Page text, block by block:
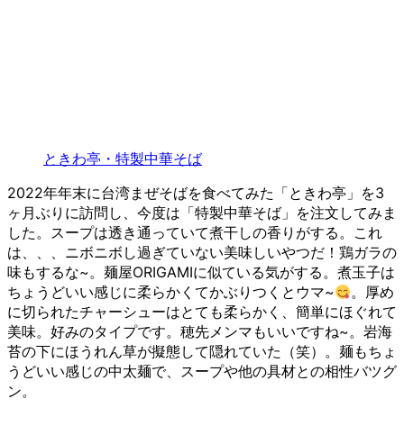
ときわ亭・特製中華そば
2022年年末に台湾まぜそばを食べてみた「ときわ亭」を3
ヶ月ぶりに訪問し、今度は「特製中華そば」を注文してみま
した。スープは透き通っていて煮干しの香りがする。これ
は、、、ニボニボし過ぎていない美味しいやつだ！鶏ガラの
味もするな~。麺屋ORIGAMIに似ている気がする。煮玉子は
ちょうどいい感じに柔らかくてかぶりつくとウマ~
。厚め
に切られたチャーシューはとても柔らかく、簡単にほぐれて
美味。好みのタイプです。穂先メンマもいいですね~。岩海
苔の下にほうれん草が擬態して隠れていた（笑）。麺もちょ
うどいい感じの中太麺で、スープや他の具材との相性バツグ
ン。